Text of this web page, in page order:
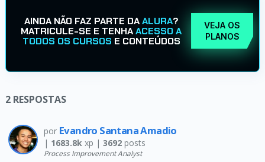
AINDA NÃO FAZ PARTE DAALURA?
MATRICULE-SE E TENHAACESSO A
TODOS OS CURSOS E CONTEÚDOS
VEJA OS
PLANOS
2 RESPOSTAS
por Evandro Santana Amadio
| 1683.8kxp | 3692posts
Process Improvement Analyst